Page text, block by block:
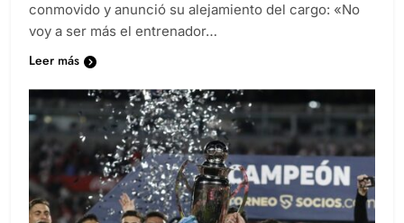
conmovido y anunció su alejamiento del cargo: «No
voy a ser más el entrenador…
Leer más